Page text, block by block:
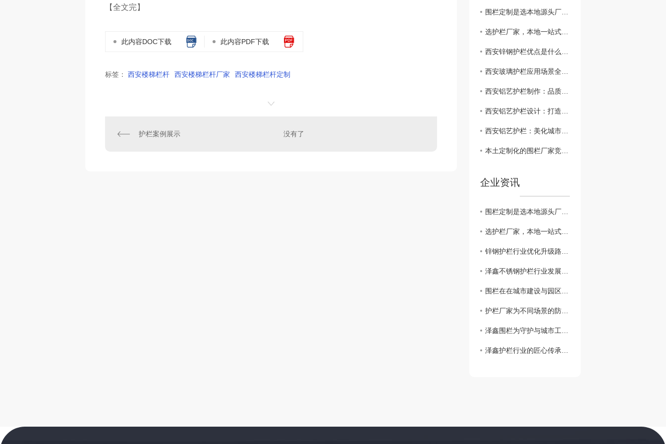
【全文完】
此内容DOC下载 此内容PDF下载
标签： 西安楼梯栏杆 西安楼梯栏杆厂家 西安楼梯栏杆定制
护栏案例展示 没有了
围栏定制是选本地源头厂家才是高性价比之选
选护栏厂家，本地一站式服务才是省心之选
西安锌钢护栏优点是什么?现代城市防护的..方案
西安玻璃护栏应用场景全解析：构筑现代建筑的 与美学新边界
西安铝艺护栏制作：品质..， 可靠
西安铝艺护栏设计：打造现代城市的时尚风格
西安铝艺护栏：美化城市风景的不二选择
本土定制化的围栏厂家竞争优势有什么
企业资讯
围栏定制是选本地源头厂家才是高性价比之选
选护栏厂家，本地一站式服务才是省心之选
锌钢护栏行业优化升级路径有哪些
泽鑫不锈钢护栏行业发展现状与服务有哪些
围栏在在城市建设与园区规划应用
护栏厂家为不同场景的防护需求提供解决方案
泽鑫围栏为守护与城市工程做出保障
泽鑫护栏行业的匠心传承与创新之路